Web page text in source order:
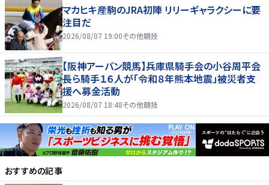
マカヒキ産駒のJRA初陣 リリーギャラクシーに要
注目だ
2026/08/07 19:00その他競技
【阪神アーバン競馬】兵庫県騎手会の小谷周平会
長ら騎手１６人が「令和８年熊本地震」被災者支
援へ募金活動
2026/08/07 18:48その他競技
おすすめの記事